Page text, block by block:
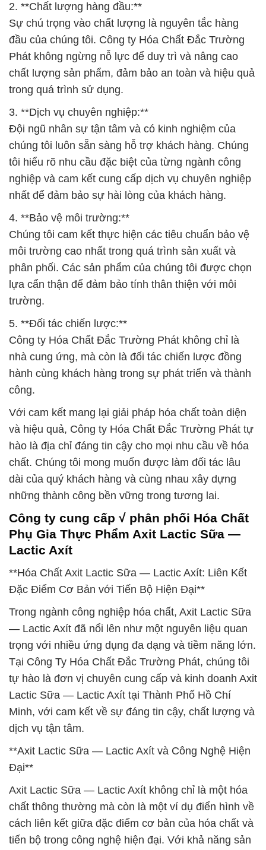
2. **Chất lượng hàng đầu:**
Sự chú trọng vào chất lượng là nguyên tắc hàng
đầu của chúng tôi. Công ty Hóa Chất Đắc Trường
Phát không ngừng nỗ lực để duy trì và nâng cao
chất lượng sản phẩm, đảm bảo an toàn và hiệu quả
trong quá trình sử dụng.
3. **Dịch vụ chuyên nghiệp:**
Đội ngũ nhân sự tận tâm và có kinh nghiệm của
chúng tôi luôn sẵn sàng hỗ trợ khách hàng. Chúng
tôi hiểu rõ nhu cầu đặc biệt của từng ngành công
nghiệp và cam kết cung cấp dịch vụ chuyên nghiệp
nhất để đảm bảo sự hài lòng của khách hàng.
4. **Bảo vệ môi trường:**
Chúng tôi cam kết thực hiện các tiêu chuẩn bảo vệ
môi trường cao nhất trong quá trình sản xuất và
phân phối. Các sản phẩm của chúng tôi được chọn
lựa cẩn thận để đảm bảo tính thân thiện với môi
trường.
5. **Đối tác chiến lược:**
Công ty Hóa Chất Đắc Trường Phát không chỉ là
nhà cung ứng, mà còn là đối tác chiến lược đồng
hành cùng khách hàng trong sự phát triển và thành
công.
Với cam kết mang lại giải pháp hóa chất toàn diện
và hiệu quả, Công ty Hóa Chất Đắc Trường Phát tự
hào là địa chỉ đáng tin cậy cho mọi nhu cầu về hóa
chất. Chúng tôi mong muốn được làm đối tác lâu
dài của quý khách hàng và cùng nhau xây dựng
những thành công bền vững trong tương lai.
Công ty cung cấp √ phân phối Hóa Chất
Phụ Gia Thực Phẩm Axit Lactic Sữa —
Lactic Axít
**Hóa Chất Axit Lactic Sữa — Lactic Axít: Liên Kết
Đặc Điểm Cơ Bản với Tiến Bộ Hiện Đại**
Trong ngành công nghiệp hóa chất, Axit Lactic Sữa
— Lactic Axít đã nổi lên như một nguyên liệu quan
trọng với nhiều ứng dụng đa dạng và tiềm năng lớn.
Tại Công Ty Hóa Chất Đắc Trường Phát, chúng tôi
tự hào là đơn vị chuyên cung cấp và kinh doanh Axit
Lactic Sữa — Lactic Axít tại Thành Phố Hồ Chí
Minh, với cam kết về sự đáng tin cậy, chất lượng và
dịch vụ tận tâm.
**Axit Lactic Sữa — Lactic Axít và Công Nghệ Hiện
Đại**
Axit Lactic Sữa — Lactic Axít không chỉ là một hóa
chất thông thường mà còn là một ví dụ điển hình về
cách liên kết giữa đặc điểm cơ bản của hóa chất và
tiến bộ trong công nghệ hiện đại. Với khả năng sản